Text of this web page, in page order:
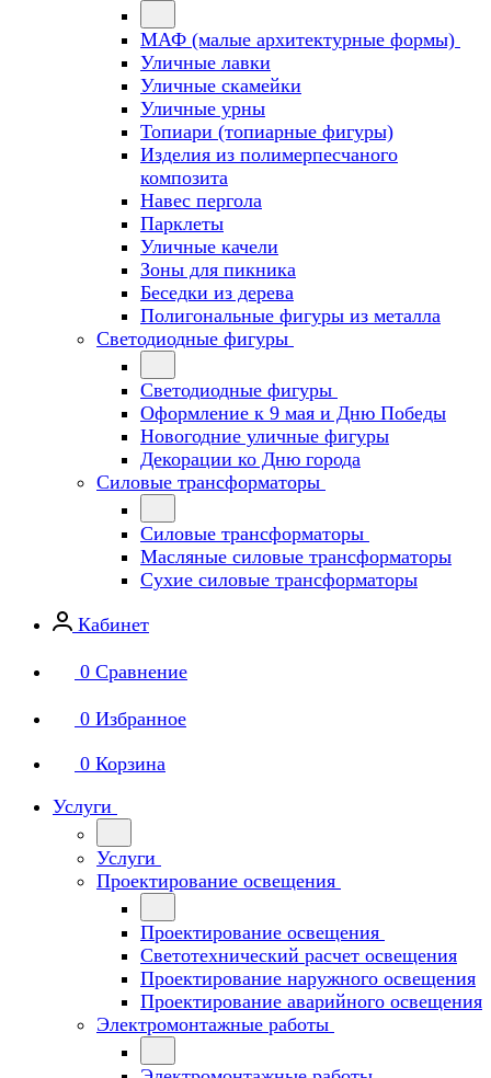
МАФ (малые архитектурные формы)
Уличные лавки
Уличные скамейки
Уличные урны
Топиари (топиарные фигуры)
Изделия из полимерпесчаного
композита
Навес пергола
Парклеты
Уличные качели
Зоны для пикника
Беседки из дерева
Полигональные фигуры из металла
Светодиодные фигуры
Светодиодные фигуры
Оформление к 9 мая и Дню Победы
Новогодние уличные фигуры
Декорации ко Дню города
Силовые трансформаторы
Силовые трансформаторы
Масляные силовые трансформаторы
Сухие силовые трансформаторы
Кабинет
0 Сравнение
0 Избранное
0 Корзина
Услуги
Услуги
Проектирование освещения
Проектирование освещения
Светотехнический расчет освещения
Проектирование наружного освещения
Проектирование аварийного освещения
Электромонтажные работы